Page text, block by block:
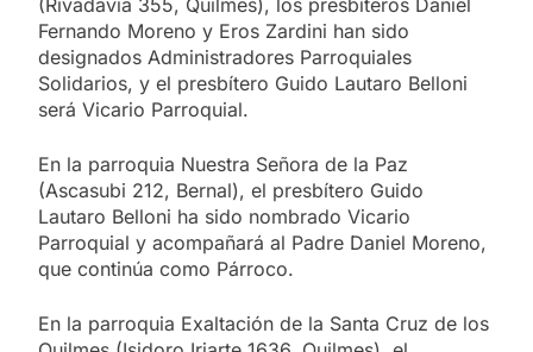
(Rivadavia 355, Quilmes), los presbíteros Daniel
Fernando Moreno y Eros Zardini han sido
designados Administradores Parroquiales
Solidarios, y el presbítero Guido Lautaro Belloni
será Vicario Parroquial.
En la parroquia Nuestra Señora de la Paz
(Ascasubi 212, Bernal), el presbítero Guido
Lautaro Belloni ha sido nombrado Vicario
Parroquial y acompañará al Padre Daniel Moreno,
que continúa como Párroco.
En la parroquia Exaltación de la Santa Cruz de los